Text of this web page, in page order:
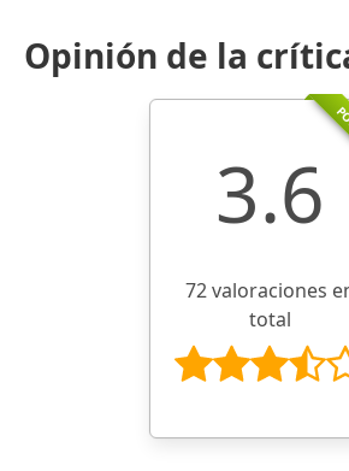
Opinión de la
3.6
72 valoraciones
total